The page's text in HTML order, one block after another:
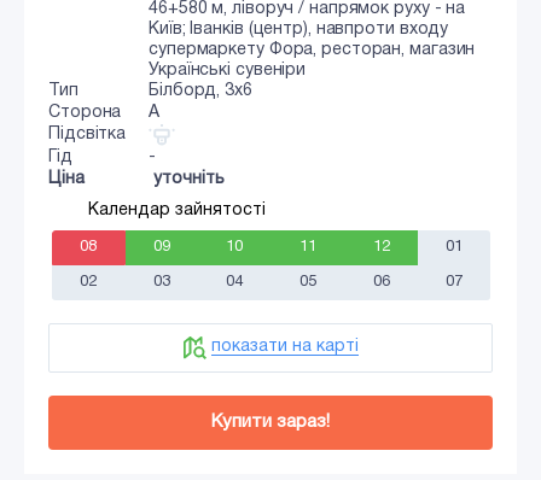
46+580 м, ліворуч / напрямок руху - на
Київ; Іванків (центр), навпроти входу
супермаркету Фора, ресторан, магазин
Українські сувеніри
Тип
Білборд, 3х6
Сторона
A
Підсвітка
Гід
-
Ціна
уточніть
Календар зайнятості
08 09 10 11 12 01
02 03 04 05 06 07
показати на карті
Купити зараз!